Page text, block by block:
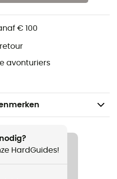
€ 100
avonturiers
HardGuides!